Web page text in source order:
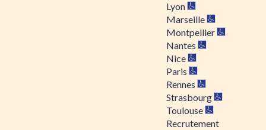
Lyon
Marseille
Montpellier
Nantes
Nice
Paris
Rennes
Strasbourg
Toulouse
Recrutement